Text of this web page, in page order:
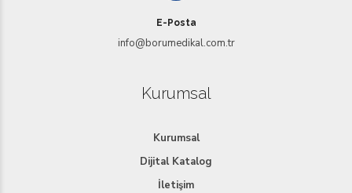
E-Posta
info@borumedikal.com.tr
Kurumsal
Kurumsal
Dijital Katalog
İletişim